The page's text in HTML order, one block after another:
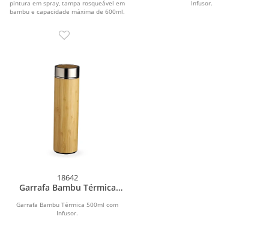
pintura em spray, tampa rosqueável em
bambu e capacidade máxima de 600ml.
Infusor.
18642
Garrafa Bambu Térmica
Garrafa Bambu Térmica 500ml com
Infusor.